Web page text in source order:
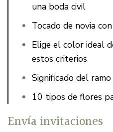
una boda civil
Tocado de novia
Elige el color ideal
estos criterios
Significado del
10 tipos de flores
Envía invitaciones